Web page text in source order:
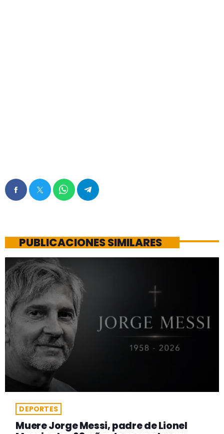
PUBLICACIONES SIMILARES
DEPORTES
Muere Jorge Messi, padre de Lionel